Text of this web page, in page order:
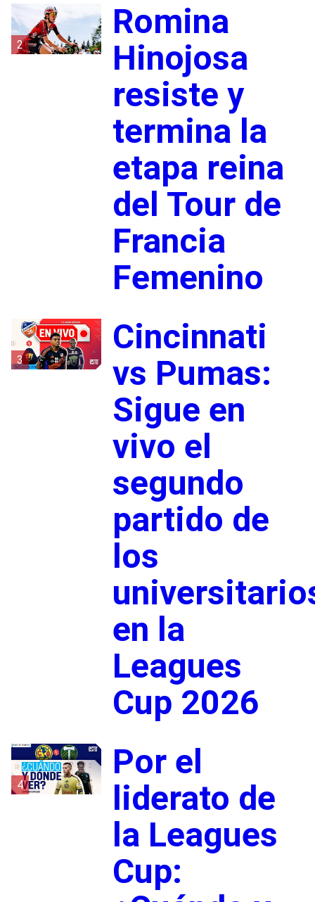
2
Romina
Hinojosa
resiste y
termina la
etapa reina
del Tour de
Francia
Femenino
3
Cincinnati
vs Pumas:
Sigue en
vivo el
segundo
partido de
los
en la
Leagues
Cup 2026
4
Por el
liderato de
la Leagues
Cup: